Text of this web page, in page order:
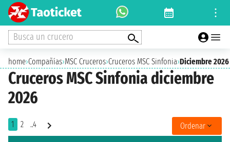
Busca un crucero
home›Compañías›MSC Cruceros›Cruceros MSC Sinfonia›Diciembre 2026
Cruceros MSC Sinfonia diciembre
2026
1 2 ..4 Ordenar